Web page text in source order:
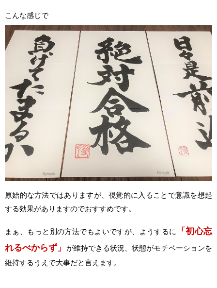
こんな感じで
原始的な方法ではありますが、視覚的に入ることで意識を想起
する効果がありますのでおすすめです。
まぁ、もっと別の方法でもよいですが、ようするに
「初心忘
れるべからず」
が維持できる状況、状態がモチベーションを
維持するうえで大事だと言えます。